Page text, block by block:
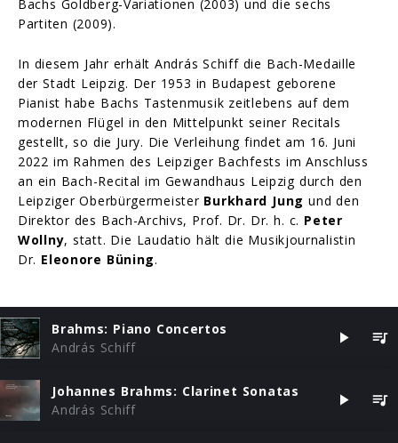
Bachs Goldberg-Variationen (2003) und die sechs
Partiten (2009).
In diesem Jahr erhält András Schiff die Bach-Medaille
der Stadt Leipzig. Der 1953 in Budapest geborene
Pianist habe Bachs Tastenmusik zeitlebens auf dem
modernen Flügel in den Mittelpunkt seiner Recitals
gestellt, so die Jury. Die Verleihung findet am 16. Juni
2022 im Rahmen des Leipziger Bachfests im Anschluss
an ein Bach-Recital im Gewandhaus Leipzig durch den
Leipziger Oberbürgermeister Burkhard Jung und den
Direktor des Bach-Archivs, Prof. Dr. Dr. h. c. Peter
Wollny, statt. Die Laudatio hält die Musikjournalistin
Dr. Eleonore Büning.
Brahms: Piano Concertos
András Schiff
Johannes Brahms: Clarinet Sonatas
András Schiff